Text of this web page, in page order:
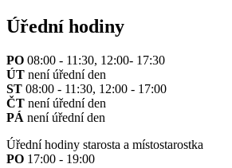
Úřední hodiny
PO 08:00 - 11:30, 12:00- 17:30
ÚT není úřední den
ST 08:00 - 11:30, 12:00 - 17:00
ČT není úřední den
PÁ není úřední den
Úřední hodiny starosta a místostarostka
PO 17:00 - 19:00